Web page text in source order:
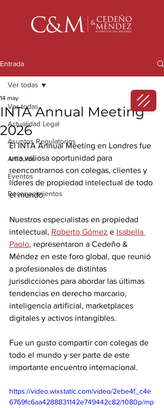
Entrada
Ver todas
Actualidad Legal
Asuntos Regulatorios
Artículos
Eventos
Reconocimientos
Ver todas
INTA Annual Meeting
2026
14 may
El INTA Annual Meeting en Londres fue
una valiosa oportunidad para
reencontrarnos con colegas, clientes y
líderes de propiedad intelectual de todo
el mundo.
Nuestros especialistas en propiedad
intelectual, Roberto Gómez e Isabella
Paolo, representaron a Cedeño &
Méndez en este foro global, que reunió
a profesionales de distintas
jurisdicciones para abordar las últimas
tendencias en derecho marcario,
inteligencia artificial, marketplaces
digitales y activos intangibles.
Fue un gusto compartir con colegas de
todo el mundo y ser parte de este
importante encuentro internacional.
https://video.wixstatic.com/video/2ebe4f_c4e
6769fc6aa4288831142e749442c82/1080p/mp